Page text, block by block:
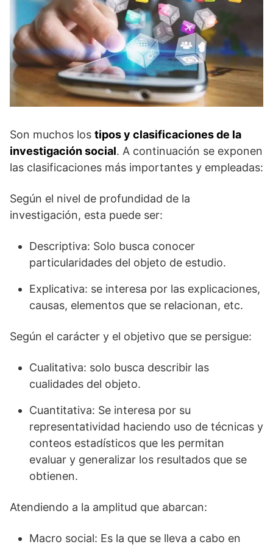
Son muchos los tipos y clasificaciones de la
investigación social. A continuación se exponen
las clasificaciones más importantes y empleadas:
Según el nivel de profundidad de la
investigación, esta puede ser:
Descriptiva: Solo busca conocer
particularidades del objeto de estudio.
Explicativa: se interesa por las explicaciones,
causas, elementos que se relacionan, etc.
Según el carácter y el objetivo que se persigue:
Cualitativa: solo busca describir las
cualidades del objeto.
Cuantitativa: Se interesa por su
representatividad haciendo uso de técnicas y
conteos estadísticos que les permitan
evaluar y generalizar los resultados que se
obtienen.
Atendiendo a la amplitud que abarcan:
Macro social: Es la que se lleva a cabo en